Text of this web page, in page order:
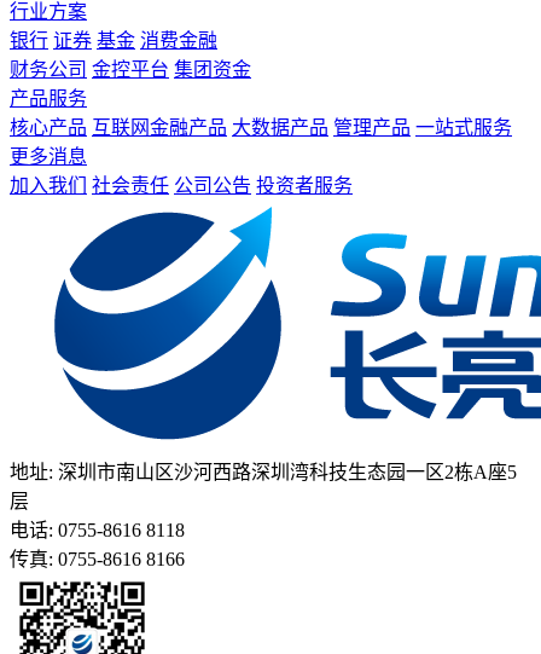
行业方案
银行 证券 基金 消费金融
财务公司 金控平台 集团资金
产品服务
核心产品 互联网金融产品 大数据产品 管理产品 一站式服务
更多消息
加入我们
社会责任 公司公告 投资者服务
地址: 深圳市南山区沙河西路深圳湾科技生态园一区2栋A座5
层
电话: 0755-8616 8118
传真: 0755-8616 8166